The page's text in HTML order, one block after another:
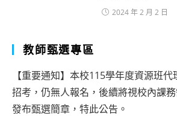
2024 年 2 月 2 日
教師甄選專區
【重要通知】本校115學年度資源班
招考，仍無人報名，後續將視校內課
發布甄選簡章，特此公告。